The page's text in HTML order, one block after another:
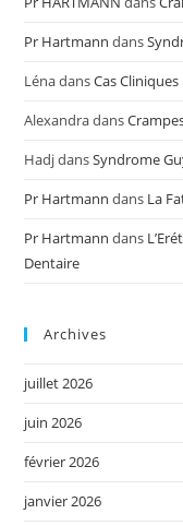
Pr Hartmann dans
LénadansCas
Alexandradans
HadjdansSyndrome
Pr Hartmann dans La
Pr Hartmann dans
Dentaire
Archives
juillet 2026
juin 2026
février 2026
janvier 2026